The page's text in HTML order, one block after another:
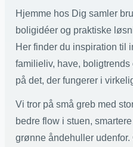
Hjemme hos Dig samler
boligidéer og praktiske
Her finder du inspiration til
familieliv, have,
på det, der fungerer i
Vi tror på små greb med
bedre flow i stuen,
grønne åndehuller udenfor.